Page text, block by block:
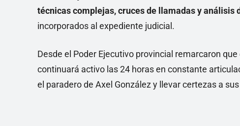
técnicas complejas, cruces de llamadas y análisis
incorporados al expediente judicial.
Desde el Poder Ejecutivo provincial remarcaron
continuará activo las 24 horas en constante
el paradero de Axel González y llevar certezas a